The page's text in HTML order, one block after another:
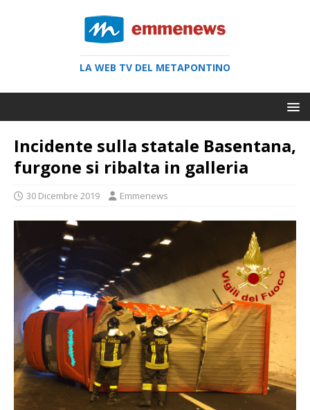
LA WEB TV DEL METAPONTINO
Incidente sulla statale Basentana,
furgone si ribalta in galleria
30 Dicembre 2019 Emmenews